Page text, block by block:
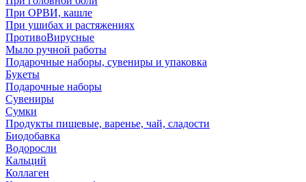
При ОРВИ, кашле
При ушибах и растяжениях
ПротивоВирусные
Мыло ручной работы
Подарочные наборы, сувениры и упаковка
Букеты
Подарочные наборы
Сувениры
Сумки
Продукты пищевые, варенье, чай, сладости
Биодобавка
Водоросли
Кальций
Коллаген